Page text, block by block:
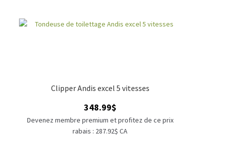
Clipper Andis excel 5 vitesses
348.99$
Devenez membre premium et profitez de ce prix
rabais : 287.92$ CA